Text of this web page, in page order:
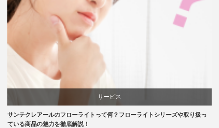
サービス
口コミ
サンテクレアールのフローライトって何？フローライトシリーズや取り扱っ
ている商品の魅力を徹底解説！